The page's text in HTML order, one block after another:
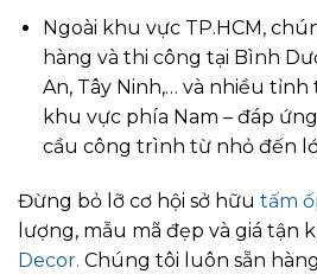
Ngoài khu vực TP.HCM,
hàng và thi công tại Bình
An, Tây Ninh,… và nhiều
khu vực phía Nam – đáp
cầu công trình từ nhỏ đến
Đừng bỏ lỡ cơ hội sở hữu tấm
lượng, mẫu mã đẹp và giá tận
Decor. Chúng tôi luôn sẵn